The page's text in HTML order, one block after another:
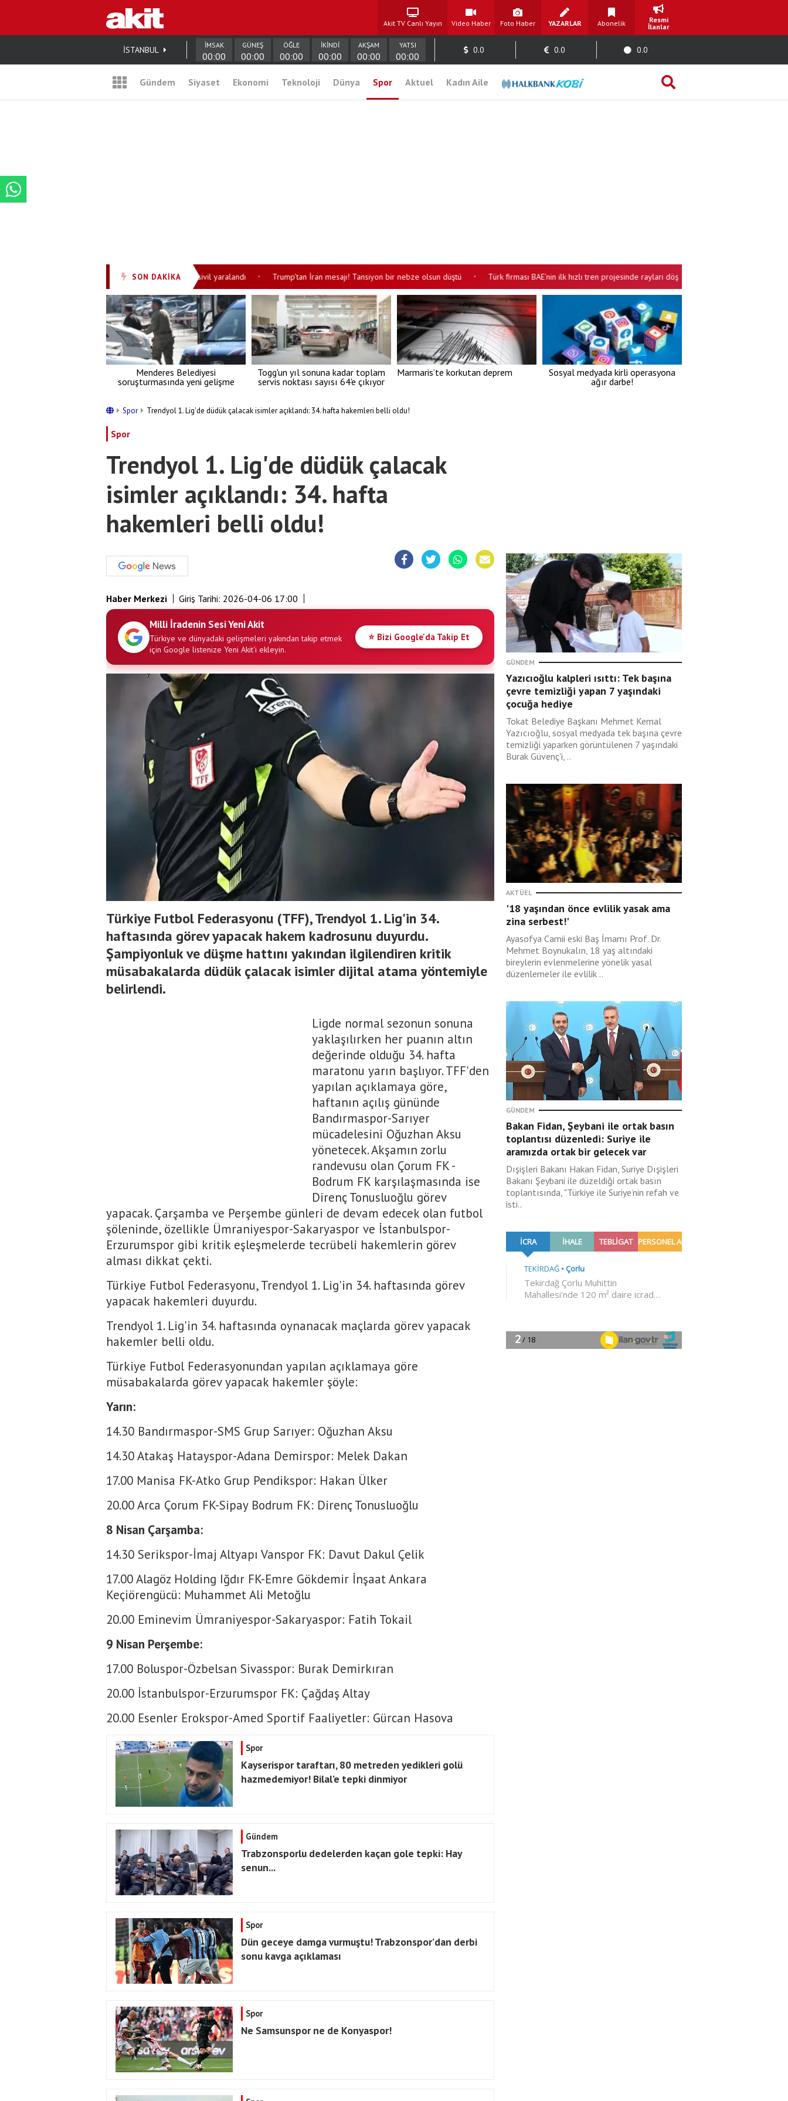
Akit TV Canlı Yayın Video Haber Foto Haber YAZARLAR Abonelik
Resmi
İlanlar
İSTANBUL İMSAK
00:00
GÜNEŞ
00:00
ÖĞLE
00:00
İKİNDİ
00:00
AKŞAM
00:00
YATSI
00:00
0.0 0.0 0.0
Gündem Siyaset Ekonomi Teknoloji Dünya Spor Aktuel Kadın Aile
SON DAKİKA
Husilerin saldırısında 11 sivil yaralandı • Trump’tan İran mesajı! Tansiyon bir nebze olsun düştü • Türk firması BAE’nin ilk hızlı tren projesinde rayları döşeyecek
Menderes Belediyesi
soruşturmasında yeni gelişme
Togg'un yıl sonuna kadar toplam
servis noktası sayısı 64'e çıkıyor
Marmaris’te korkutan deprem
Sosyal medyada kirli operasyona
ağır darbe!
Spor Trendyol 1. Lig'de düdük çalacak isimler açıklandı: 34. hafta hakemleri belli oldu!
Spor
Trendyol 1. Lig'de düdük çalacak
isimler açıklandı: 34. hafta
hakemleri belli oldu!
Haber Merkezi Giriş Tarihi: 2026-04-06 17:00
Milli İradenin Sesi Yeni Akit
Türkiye ve dünyadaki gelişmeleri yakından takip etmek
için Google listenize Yeni Akit'i ekleyin.
⭐ Bizi Google'da Takip Et
Türkiye Futbol Federasyonu (TFF), Trendyol 1. Lig'in 34.
haftasında görev yapacak hakem kadrosunu duyurdu.
Şampiyonluk ve düşme hattını yakından ilgilendiren kritik
müsabakalarda düdük çalacak isimler dijital atama yöntemiyle
belirlendi.
Ligde normal sezonun sonuna
yaklaşılırken her puanın altın
değerinde olduğu 34. hafta
maratonu yarın başlıyor. TFF'den
yapılan açıklamaya göre,
haftanın açılış gününde
Bandırmaspor-Sarıyer
mücadelesini Oğuzhan Aksu
yönetecek. Akşamın zorlu
randevusu olan Çorum FK -
Bodrum FK karşılaşmasında ise
Direnç Tonusluoğlu görev
yapacak. Çarşamba ve Perşembe günleri de devam edecek olan futbol
şöleninde, özellikle Ümraniyespor-Sakaryaspor ve İstanbulspor-
Erzurumspor gibi kritik eşleşmelerde tecrübeli hakemlerin görev
alması dikkat çekti.
Türkiye Futbol Federasyonu, Trendyol 1. Lig'in 34. haftasında görev
yapacak hakemleri duyurdu.
Trendyol 1. Lig'in 34. haftasında oynanacak maçlarda görev yapacak
hakemler belli oldu.
Türkiye Futbol Federasyonundan yapılan açıklamaya göre
müsabakalarda görev yapacak hakemler şöyle:
Yarın:
14.30 Bandırmaspor-SMS Grup Sarıyer: Oğuzhan Aksu
14.30 Atakaş Hatayspor-Adana Demirspor: Melek Dakan
17.00 Manisa FK-Atko Grup Pendikspor: Hakan Ülker
20.00 Arca Çorum FK-Sipay Bodrum FK: Direnç Tonusluoğlu
8 Nisan Çarşamba:
14.30 Serikspor-İmaj Altyapı Vanspor FK: Davut Dakul Çelik
17.00 Alagöz Holding Iğdır FK-Emre Gökdemir İnşaat Ankara
Keçiörengücü: Muhammet Ali Metoğlu
20.00 Eminevim Ümraniyespor-Sakaryaspor: Fatih Tokail
9 Nisan Perşembe:
17.00 Boluspor-Özbelsan Sivasspor: Burak Demirkıran
20.00 İstanbulspor-Erzurumspor FK: Çağdaş Altay
20.00 Esenler Erokspor-Amed Sportif Faaliyetler: Gürcan Hasova
Spor
Kayserispor taraftarı, 80 metreden yedikleri golü
hazmedemiyor! Bilal’e tepki dinmiyor
Gündem
Trabzonsporlu dedelerden kaçan gole tepki: Hay
senun...
Spor
Dün geceye damga vurmuştu! Trabzonspor’dan derbi
sonu kavga açıklaması
Spor
Ne Samsunspor ne de Konyaspor!
GÜNDEM
Yazıcıoğlu kalpleri ısıttı: Tek başına
çevre temizliği yapan 7 yaşındaki
çocuğa hediye
Tokat Belediye Başkanı Mehmet Kemal
Yazıcıoğlu, sosyal medyada tek başına çevre
temizliği yaparken görüntülenen 7 yaşındaki
Burak Güvenç'i, ..
AKTÜEL
'18 yaşından önce evlilik yasak ama
zina serbest!'
Ayasofya Camii eski Baş İmamı Prof. Dr.
Mehmet Boynukalın, 18 yaş altındaki
bireylerin evlenmelerine yönelik yasal
düzenlemeler ile evlilik ..
GÜNDEM
Bakan Fidan, Şeybani ile ortak basın
toplantısı düzenledi: Suriye ile
aramızda ortak bir gelecek var
Dışişleri Bakanı Hakan Fidan, Suriye Dışişleri
Bakanı Şeybani ile düzeldiği ortak basın
toplantısında, "Türkiye ile Suriye’nin refah ve
isti..